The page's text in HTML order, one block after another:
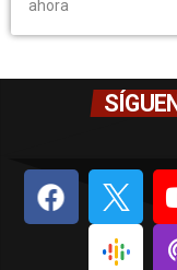
ahora